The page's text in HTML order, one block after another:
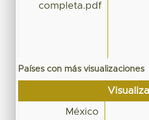
completa.pdf
Países con más visualizaciones
México